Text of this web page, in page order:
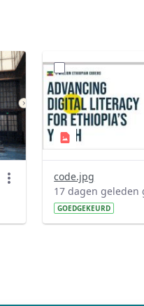
code.jpg
GOEDGEKEURD